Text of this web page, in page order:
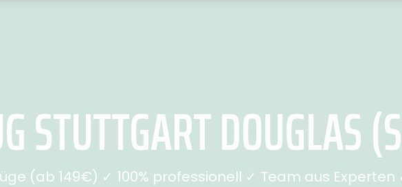
STUTTGART DOUGLAS
(ab 149€) ✓ 100% professionell ✓ Team aus